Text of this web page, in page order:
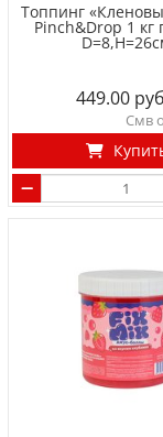
Топпинг
Pinch&Drop 1 кг
449.00
Смв